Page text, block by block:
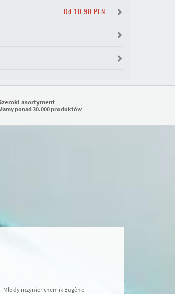
Od 10.90 PLN
asortyment
ponad 30.000 produktów
inżynier chemik Eugène